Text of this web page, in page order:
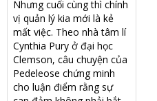
Nhưng cuối cùng thì chính
vị quản lý kia mới là kẻ
mất việc. Theo nhà tâm lí
Cynthia Pury ở đại học
Clemson, câu chuyện của
Pedeleose chứng minh
cho luận điểm rằng sự